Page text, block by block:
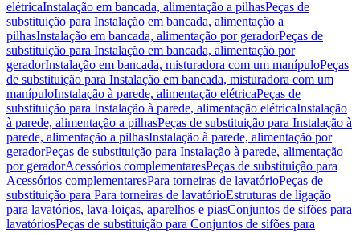
elétricaInstalação em bancada, alimentação a pilhasPeças de
substituição para Instalação em bancada, alimentação a
pilhasInstalação em bancada, alimentação por geradorPeças de
substituição para Instalação em bancada, alimentação por
geradorInstalação em bancada, misturadora com um manípuloPeças
de substituição para Instalação em bancada, misturadora com um
manípuloInstalação à parede, alimentação elétricaPeças de
substituição para Instalação à parede, alimentação elétricaInstalação
à parede, alimentação a pilhasPeças de substituição para Instalação à
parede, alimentação a pilhasInstalação à parede, alimentação por
geradorPeças de substituição para Instalação à parede, alimentação
por geradorAcessórios complementaresPeças de substituição para
Acessórios complementaresPara torneiras de lavatórioPeças de
substituição para Para torneiras de lavatórioEstruturas de ligação
para lavatórios, lava-loiças, aparelhos e piasConjuntos de sifões para
lavatóriosPeças de substituição para Conjuntos de sifões para